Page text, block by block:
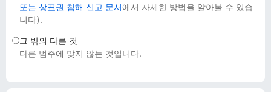
또는 상표권 침해 신고 문서에서 자세한 방법을 알아볼 수 있습
니다).
그 밖의 다른 것
다른 범주에 맞지 않는 것입니다.